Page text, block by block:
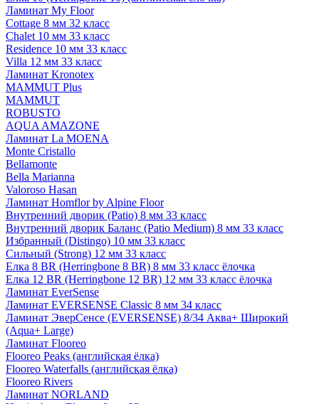
Ламинат My Floor
Cottage 8 мм 32 класс
Chalet 10 мм 33 класс
Residence 10 мм 33 класс
Villa 12 мм 33 класс
Ламинат Kronotex
MAMMUT Plus
MAMMUT
ROBUSTO
AQUA AMAZONE
Ламинат La MOENA
Monte Cristallo
Bellamonte
Bella Marianna
Valoroso Hasan
Ламинат Homflor by Alpine Floor
Внутренний дворик (Patio) 8 мм 33 класс
Внутренний дворик Баланс (Patio Medium) 8 мм 33 класс
Избранный (Distingo) 10 мм 33 класс
Сильный (Strong) 12 мм 33 класс
Елка 8 BR (Herringbone 8 BR) 8 мм 33 класс ёлочка
Елка 12 BR (Herringbone 12 BR) 12 мм 33 класс ёлочка
Ламинат EverSense
Ламинат EVERSENSE Classic 8 мм 34 класс
Ламинат ЭверСенсе (EVERSENSE) 8/34 Аква+ Широкий
(Aqua+ Large)
Ламинат Flooreo
Flooreo Peaks (английская ёлка)
Flooreo Waterfalls (английская ёлка)
Flooreo Rivers
Ламинат NORLAND